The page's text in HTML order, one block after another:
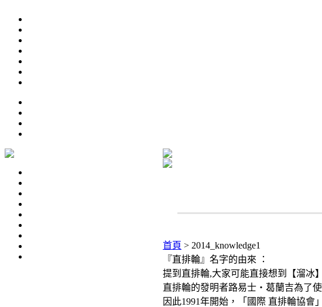
首頁 > 2014_knowledge1
『直排輪』名字的由來 ：
提到直排輪,大家可能直接想到【溜冰
直排輪的發明者路易士‧葛蘭吉為了
因此1991年開始，「國際 直排輪協會